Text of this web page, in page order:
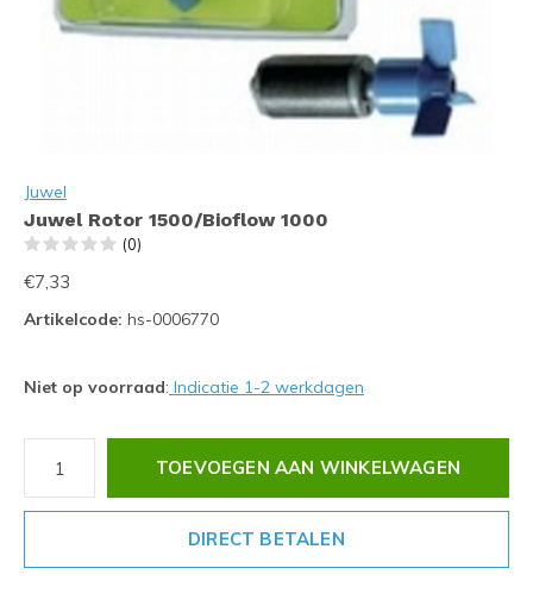
Juwel
Juwel Rotor 1500/Bioflow 1000
(0)
€7,33
Artikelcode: hs-0006770
Niet op voorraad: Indicatie 1-2 werkdagen
TOEVOEGEN AAN WINKELWAGEN
DIRECT BETALEN